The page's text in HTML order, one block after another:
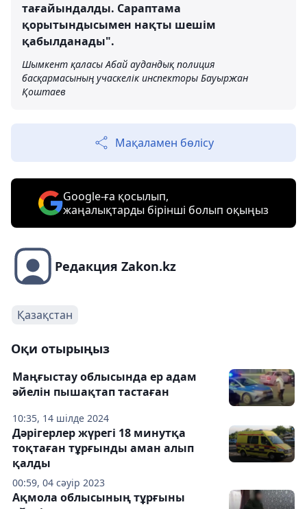
тағайындалды. Сараптама
қорытындысымен нақты шешім
қабылданады".
Шымкент қаласы Абай аудандық полиция
басқармасының учаскелік инспекторы Бауыржан
Қоштаев
Мақаламен бөлісу
Google-ға қосылып,
жаңалықтарды бірінші болып оқыңыз
Редакция Zakon.kz
Қазақстан
Оқи отырыңыз
10:35, 14 шілде 2024
Маңғыстау облысында ер адам
әйелін пышақтап тастаған
00:59, 04 сәуір 2023
Дәрігерлер жүрегі 18 минутқа
тоқтаған тұрғынды аман алып
қалды
Ақмола облысының тұрғыны